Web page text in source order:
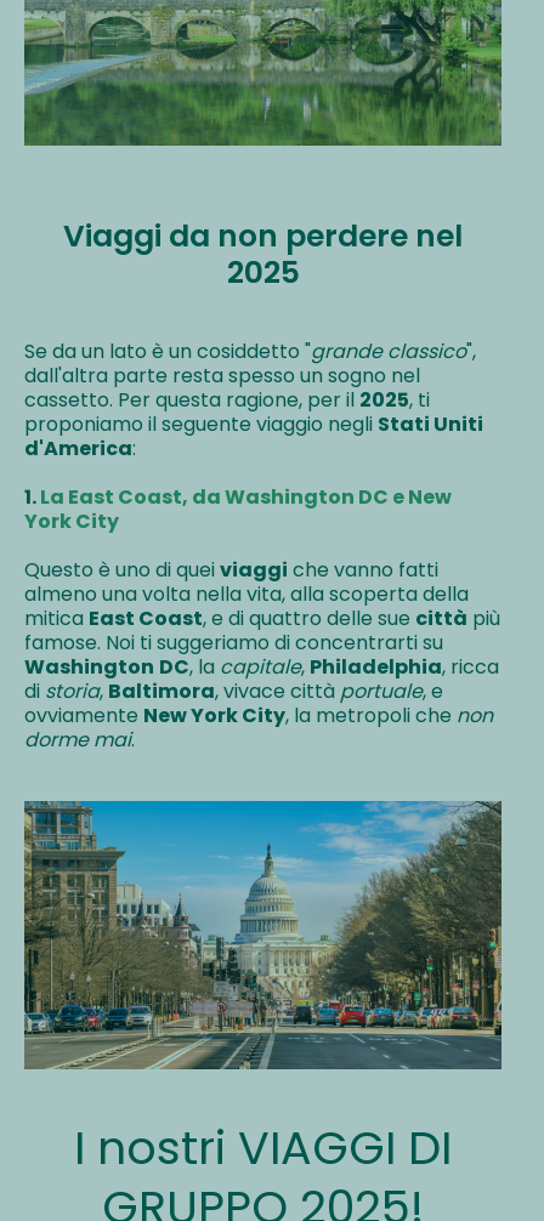
Viaggi da non perdere nel
2025
Se da un lato è un cosiddetto "grande classico",
dall'altra parte resta spesso un sogno nel
cassetto. Per questa ragione, per il 2025, ti
proponiamo il seguente viaggio negli Stati Uniti
d'America:
1.La East Coast, da Washington DC e New
York City
Questo è uno di queiviaggi che vanno fatti
almeno una volta nella vita, alla scoperta della
mitica East Coast, e di quattro delle sue città più
famose. Noi ti suggeriamo di concentrarti su
Washington DC, la capitale, Philadelphia, ricca
di storia, Baltimora, vivace città portuale, e
ovviamente New York City, la metropoli che non
dorme mai.
I nostri VIAGGI DI
GRUPPO 2025!